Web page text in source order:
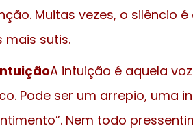
Muitas vezes, o silêncio
mais sutis.
A intuição é aquela
Pode ser um arrepio, uma
Nem todo